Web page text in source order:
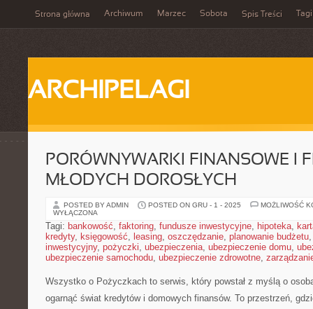
Strona główna Archiwum Marzec Sobota Spis Treści Tagi
ARCHIPELAGI
PORÓWNYWARKI FINANSOWE I
MŁODYCH DOROSŁYCH
POSTED BY ADMIN POSTED ON GRU - 1 - 2025
MOŻLIWOŚĆ
WYŁĄCZONA
Tagi: bankowość, faktoring, fundusze inwestycyjne, hipoteka,
kredyty, księgowość, leasing, oszczędzanie, planowanie budżetu
inwestycyjny, pożyczki, ubezpieczenia, ubezpieczenie domu,
ubezpieczenie samochodu, ubezpieczenie zdrowotne,
Wszystko o Pożyczkach to serwis, który powstał z myślą o
ogarnąć świat kredytów i domowych finansów. To przestrzeń,